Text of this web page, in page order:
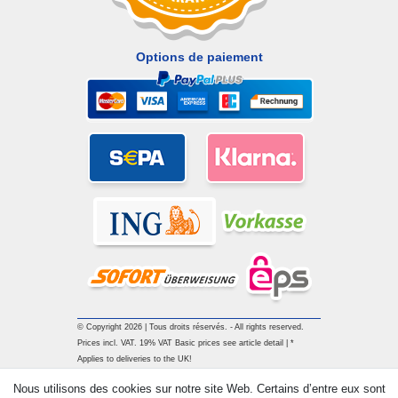
Options de paiement
© Copyright 2026 | Tous droits réservés. - All rights reserved.
Prices incl. VAT. 19% VAT Basic prices see article detail | *
Applies to deliveries to the UK!
Nous utilisons des cookies sur notre site Web. Certains d’entre eux sont